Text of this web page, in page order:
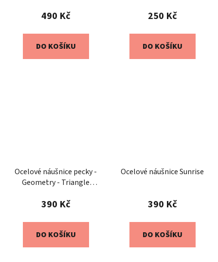
490 Kč
DO KOŠÍKU
250 Kč
DO KOŠÍKU
Ocelové náušnice pecky -
Geometry - Triangle
390 Kč
DO KOŠÍKU
Ocelové náušnice Sunrise
390 Kč
DO KOŠÍKU